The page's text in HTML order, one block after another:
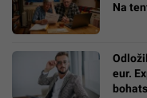
Na
eur.